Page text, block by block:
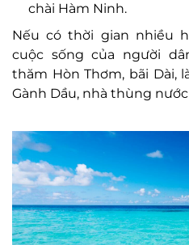
chài Hàm Ninh.
Nếu có thời gian nhiều
cuộc sống của người
thăm Hòn Thơm, bãi Dài,
Gành Dầu, nhà thùng nước